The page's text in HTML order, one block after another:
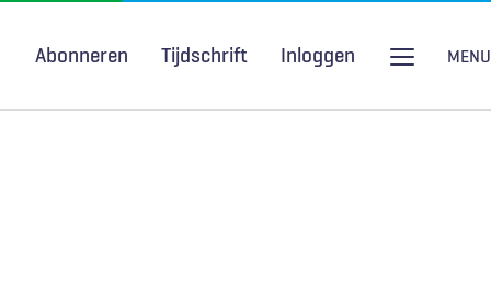
Abonneren Tijdschrift Inloggen MENU